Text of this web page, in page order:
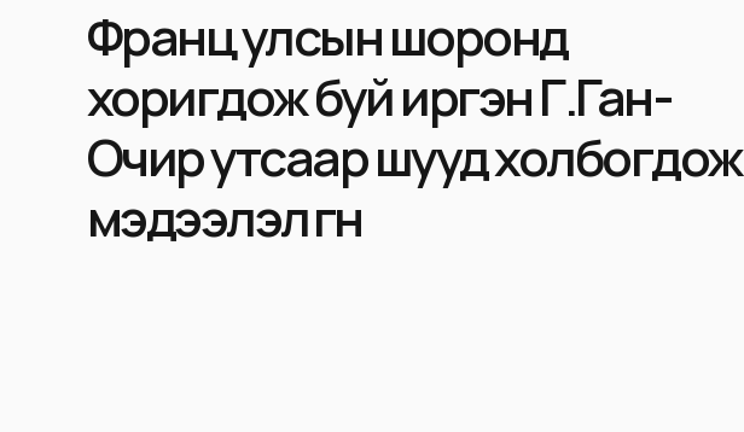
Франц улсын шоронд
хоригдож буй иргэн Г.Ган-
Очир утсаар шууд холбогдож
мэдээлэл өгнө